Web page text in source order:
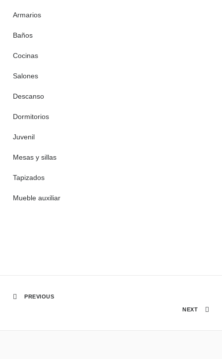
Armarios
Baños
Cocinas
Salones
Descanso
Dormitorios
Juvenil
Mesas y sillas
Tapizados
Mueble auxiliar
PREVIOUS
NEXT